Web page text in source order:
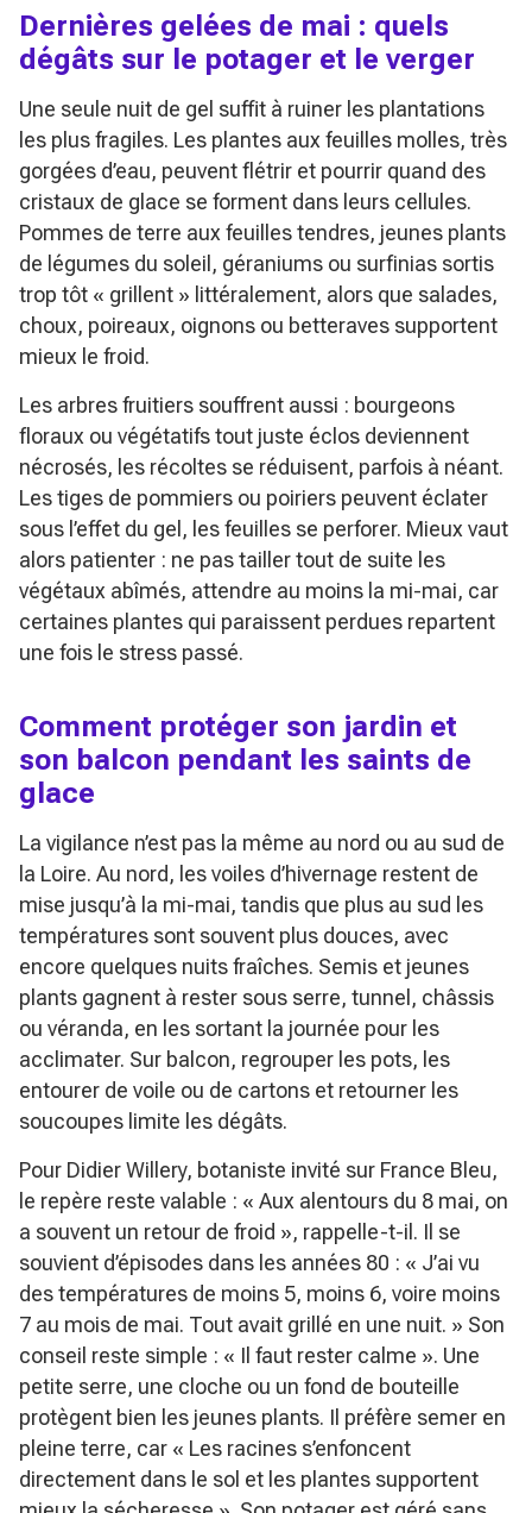
Dernières gelées de mai : quels
dégâts sur le potager et le verger
Une seule nuit de gel suffit à ruiner les plantations
les plus fragiles. Les plantes aux feuilles molles, très
gorgées d’eau, peuvent flétrir et pourrir quand des
cristaux de glace se forment dans leurs cellules.
Pommes de terre aux feuilles tendres, jeunes plants
de légumes du soleil, géraniums ou surfinias sortis
trop tôt « grillent » littéralement, alors que salades,
choux, poireaux, oignons ou betteraves supportent
mieux le froid.
Les arbres fruitiers souffrent aussi : bourgeons
floraux ou végétatifs tout juste éclos deviennent
nécrosés, les récoltes se réduisent, parfois à néant.
Les tiges de pommiers ou poiriers peuvent éclater
sous l’effet du gel, les feuilles se perforer. Mieux vaut
alors patienter : ne pas tailler tout de suite les
végétaux abîmés, attendre au moins la mi-mai, car
certaines plantes qui paraissent perdues repartent
une fois le stress passé.
Comment protéger son jardin et
son balcon pendant les saints de
glace
La vigilance n’est pas la même au nord ou au sud de
la Loire. Au nord, les voiles d’hivernage restent de
mise jusqu’à la mi-mai, tandis que plus au sud les
températures sont souvent plus douces, avec
encore quelques nuits fraîches. Semis et jeunes
plants gagnent à rester sous serre, tunnel, châssis
ou véranda, en les sortant la journée pour les
acclimater. Sur balcon, regrouper les pots, les
entourer de voile ou de cartons et retourner les
soucoupes limite les dégâts.
Pour Didier Willery, botaniste invité sur France Bleu,
le repère reste valable : « Aux alentours du 8 mai, on
a souvent un retour de froid », rappelle-t-il. Il se
souvient d’épisodes dans les années 80 : « J’ai vu
des températures de moins 5, moins 6, voire moins
7 au mois de mai. Tout avait grillé en une nuit. » Son
conseil reste simple : « Il faut rester calme ». Une
petite serre, une cloche ou un fond de bouteille
protègent bien les jeunes plants. Il préfère semer en
pleine terre, car « Les racines s’enfoncent
directement dans le sol et les plantes supportent